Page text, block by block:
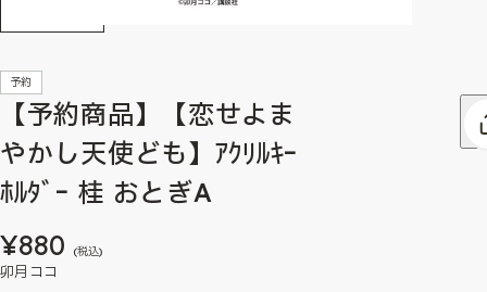
予約
【予約商品】【恋せよま
やかし天使ども】ｱｸﾘﾙｷｰ
ﾎﾙﾀﾞｰ 桂 おとぎA
¥880 (税込)
卯月ココ